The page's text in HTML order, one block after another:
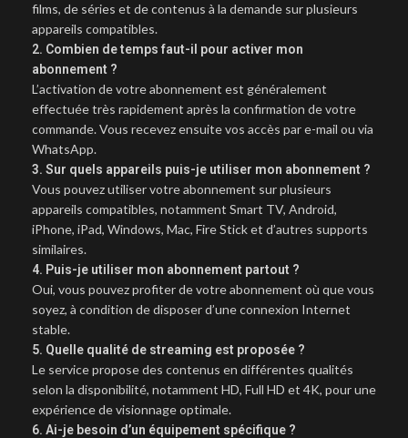
films, de séries et de contenus à la demande sur plusieurs
appareils compatibles.
2. Combien de temps faut-il pour activer mon
abonnement ?
L’activation de votre abonnement est généralement
effectuée très rapidement après la confirmation de votre
commande. Vous recevez ensuite vos accès par e-mail ou via
WhatsApp.
3. Sur quels appareils puis-je utiliser mon abonnement ?
Vous pouvez utiliser votre abonnement sur plusieurs
appareils compatibles, notamment Smart TV, Android,
iPhone, iPad, Windows, Mac, Fire Stick et d’autres supports
similaires.
4. Puis-je utiliser mon abonnement partout ?
Oui, vous pouvez profiter de votre abonnement où que vous
soyez, à condition de disposer d’une connexion Internet
stable.
5. Quelle qualité de streaming est proposée ?
Le service propose des contenus en différentes qualités
selon la disponibilité, notamment HD, Full HD et 4K, pour une
expérience de visionnage optimale.
6. Ai-je besoin d’un équipement spécifique ?